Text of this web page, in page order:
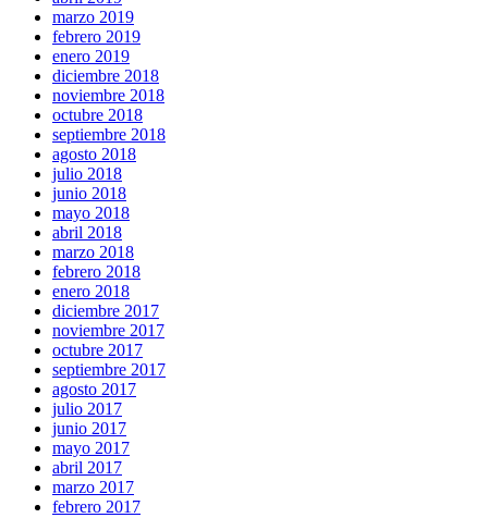
marzo 2019
febrero 2019
enero 2019
diciembre 2018
noviembre 2018
octubre 2018
septiembre 2018
agosto 2018
julio 2018
junio 2018
mayo 2018
abril 2018
marzo 2018
febrero 2018
enero 2018
diciembre 2017
noviembre 2017
octubre 2017
septiembre 2017
agosto 2017
julio 2017
junio 2017
mayo 2017
abril 2017
marzo 2017
febrero 2017